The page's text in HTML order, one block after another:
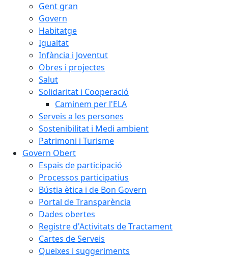
Gent gran
Govern
Habitatge
Igualtat
Infància i Joventut
Obres i projectes
Salut
Solidaritat i Cooperació
Caminem per l'ELA
Serveis a les persones
Sostenibilitat i Medi ambient
Patrimoni i Turisme
Govern Obert
Espais de participació
Processos participatius
Bústia ètica i de Bon Govern
Portal de Transparència
Dades obertes
Registre d'Activitats de Tractament
Cartes de Serveis
Queixes i suggeriments